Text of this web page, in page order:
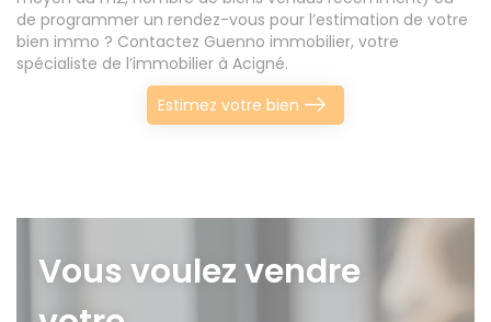
de programmer un rendez-vous pour l’estimation de votre
bien immo ? Contactez Guenno immobilier, votre
spécialiste de l’immobilier à Acigné.
Estimez votre bien
Vous voulez vendre